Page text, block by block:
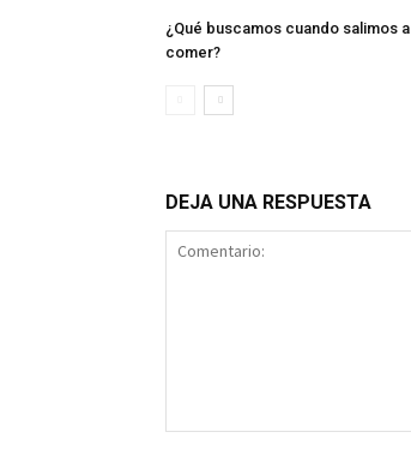
¿Qué buscamos cuando salimos a
comer?
DEJA UNA RESPUESTA